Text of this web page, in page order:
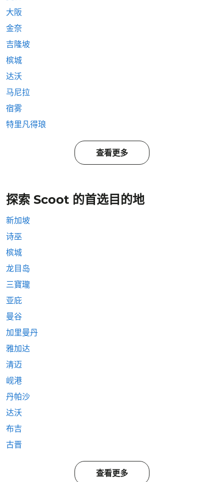
大阪
金奈
吉隆坡
槟城
达沃
马尼拉
宿雾
特里凡得琅
查看更多
探索 Scoot 的首选目的地
新加坡
诗巫
槟城
龙目岛
三寶瓏
亚庇
曼谷
加里曼丹
雅加达
清迈
岘港
丹帕沙
达沃
布吉
古晋
查看更多